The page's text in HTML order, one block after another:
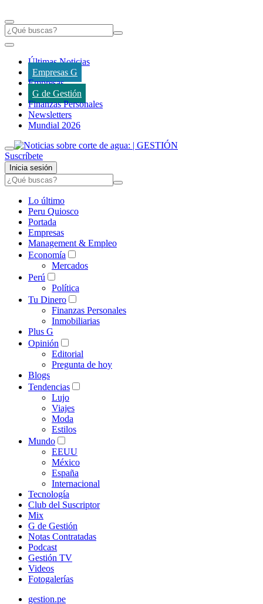
Últimas Noticias
Empresas G
Empresas
G de Gestión
Finanzas Personales
Newsletters
Mundial 2026
Suscríbete
Inicia sesión
Lo último
Peru Quiosco
Portada
Empresas
Management & Empleo
Economía
Mercados
Perú
Política
Tu Dinero
Finanzas Personales
Inmobiliarias
Plus G
Opinión
Editorial
Pregunta de hoy
Blogs
Tendencias
Lujo
Viajes
Moda
Estilos
Mundo
EEUU
México
España
Internacional
Tecnología
Club del Suscriptor
Mix
G de Gestión
Notas Contratadas
Podcast
Gestión TV
Videos
Fotogalerías
gestion.pe